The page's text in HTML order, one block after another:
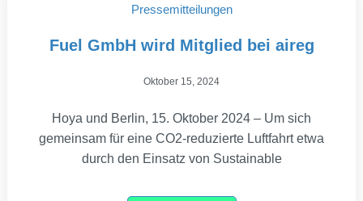
Pressemitteilungen
Fuel GmbH wird Mitglied bei aireg
Oktober 15, 2024
Hoya und Berlin, 15. Oktober 2024 – Um sich
gemeinsam für eine CO2-reduzierte Luftfahrt etwa
durch den Einsatz von Sustainable